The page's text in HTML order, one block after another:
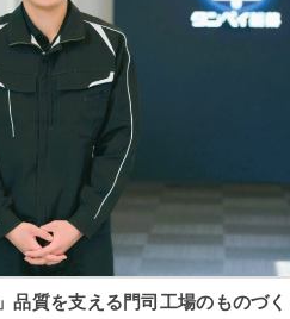
品質を支える門司工場のものづく